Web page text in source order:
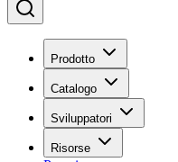
Prodotto
Catalogo
Sviluppatori
Risorse